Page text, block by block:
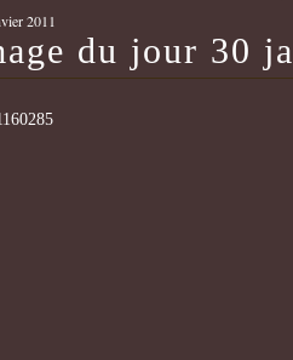
2011
du jour 30